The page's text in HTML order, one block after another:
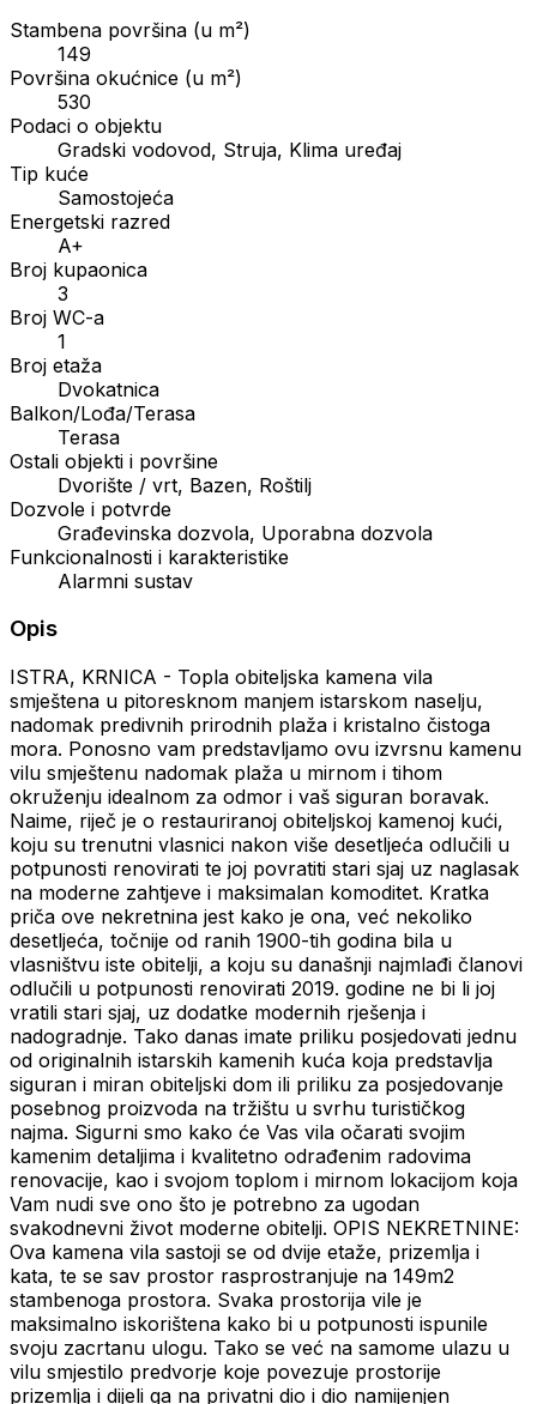
Stambena površina (u m²)
149
Površina okućnice (u m²)
530
Podaci o objektu
Gradski vodovod, Struja, Klima uređaj
Tip kuće
Samostojeća
Energetski razred
A+
Broj kupaonica
3
Broj WC-a
1
Broj etaža
Dvokatnica
Balkon/Lođa/Terasa
Terasa
Ostali objekti i površine
Dvorište / vrt, Bazen, Roštilj
Dozvole i potvrde
Građevinska dozvola, Uporabna dozvola
Funkcionalnosti i karakteristike
Alarmni sustav
Opis
ISTRA, KRNICA - Topla obiteljska kamena vila
smještena u pitoresknom manjem istarskom naselju,
nadomak predivnih prirodnih plaža i kristalno čistoga
mora. Ponosno vam predstavljamo ovu izvrsnu kamenu
vilu smještenu nadomak plaža u mirnom i tihom
okruženju idealnom za odmor i vaš siguran boravak.
Naime, riječ je o restauriranoj obiteljskoj kamenoj kući,
koju su trenutni vlasnici nakon više desetljeća odlučili u
potpunosti renovirati te joj povratiti stari sjaj uz naglasak
na moderne zahtjeve i maksimalan komoditet. Kratka
priča ove nekretnina jest kako je ona, već nekoliko
desetljeća, točnije od ranih 1900-tih godina bila u
vlasništvu iste obitelji, a koju su današnji najmlađi članovi
odlučili u potpunosti renovirati 2019. godine ne bi li joj
vratili stari sjaj, uz dodatke modernih rješenja i
nadogradnje. Tako danas imate priliku posjedovati jednu
od originalnih istarskih kamenih kuća koja predstavlja
siguran i miran obiteljski dom ili priliku za posjedovanje
posebnog proizvoda na tržištu u svrhu turističkog
najma. Sigurni smo kako će Vas vila očarati svojim
kamenim detaljima i kvalitetno odrađenim radovima
renovacije, kao i svojom toplom i mirnom lokacijom koja
Vam nudi sve ono što je potrebno za ugodan
svakodnevni život moderne obitelji. OPIS NEKRETNINE:
Ova kamena vila sastoji se od dvije etaže, prizemlja i
kata, te se sav prostor rasprostranjuje na 149m2
stambenoga prostora. Svaka prostorija vile je
maksimalno iskorištena kako bi u potpunosti ispunile
svoju zacrtanu ulogu. Tako se već na samome ulazu u
vilu smjestilo predvorje koje povezuje prostorije
prizemlja i dijeli ga na privatni dio i dio namijenjen